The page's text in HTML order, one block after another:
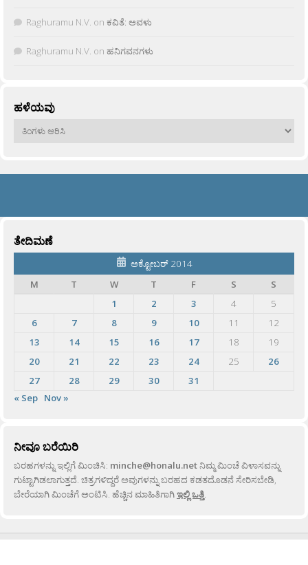
Raghuramu N.V. on ಕವಿತೆ: ಅವಳು
Raghuramu N.V. on ಹನಿಗವನಗಳು
ಹಳೆಯವು
ಹಳೆಯವು
ತೇದಿಮಣೆ
ಅಕ್ಟೋಬರ್ 2014
M
T W T F S
S
1
2 3 4
5
6
7 8 9 10 11
12
13
14 15 16 17 18
19
20
21 22 23 24 25
26
27
28 29 30
31
« Sep Nov »
ನೀವೂ ಬರೆಯಿರಿ
ಬರಹಗಳನ್ನು ಇಲ್ಲಿಗೆ ಮಿಂಚಿಸಿ: minche@honalu.netನಿಮ್ಮ ಮಿಂಚೆ ವಿಳಾಸವನ್ನು
ಗುಟ್ಟಾಗಿಡಲಾಗುತ್ತದೆ. ಚಿತ್ರಗಳಿದ್ದರೆ ಅವುಗಳನ್ನು ಬರಹದ ಕಡತದೊಡನೆ ಸೇರಿಸಬೇಡಿ,
ಬೇರೆಯಾಗಿ ಮಿಂಚೆಗೆ ಅಂಟಿಸಿ. ಹೆಚ್ಚಿನ ಮಾಹಿತಿಗಾಗಿಇಲ್ಲಿ ಒತ್ತಿ.